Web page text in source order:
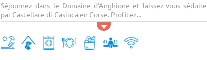
Séjournez dans le Domaine d'Anghione et laissez-vous séduire
par Castellare-di-Casinca en Corse. Profitez...